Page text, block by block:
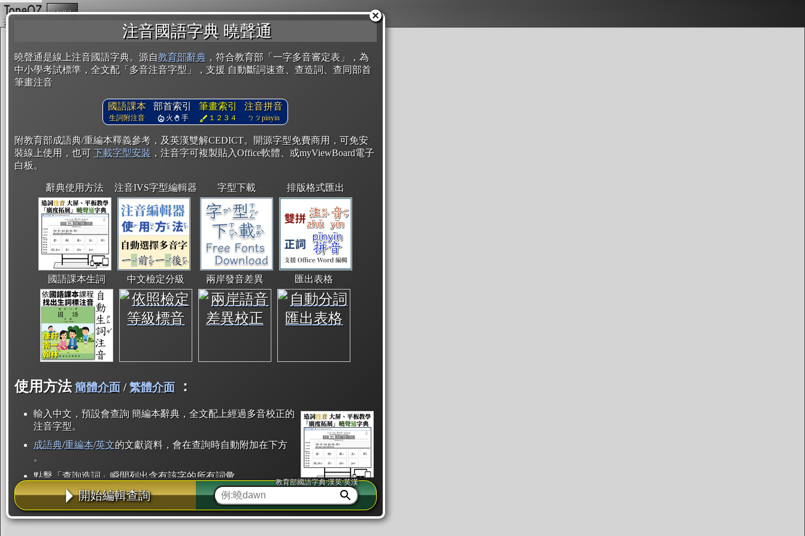
注音國語字典 曉聲通
曉聲通是線上注音國語字典。源自教育部辭典 ，符合教育部「一字多音審定表」，為
中小學考試標準，全文配「多音注音字型」，支援 自動斷詞速查、查造詞、查同部首
筆畫注音
國語課本
生詞附注音
部首索引
火 手
筆畫索引
１２３４
注音拼音
ㄅㄆpinyin
附教育部成語典/重編本釋義參考，及英漢雙解CEDICT。開源字型免費商用，可免安
裝線上使用，也可 下載字型安裝 ，注音字可複製貼入Office軟體、或myViewBoard電子
白板。
辭典使用方法 注音IVS字型編輯器 字型下載 排版格式匯出
國語課本生詞 中文檢定分級 兩岸發音差異 匯出表格
使用方法 簡體介面/繁體介面 ：
輸入中文，預設會查詢 簡編本辭典，全文配上經過多音校正的
注音字型。
成語典/重編本/英文的文獻資料，會在查詢時自動附加在下方
。
點擊「查詢造詞」瞬間列出含有該字的所有詞彙。
點「部首」瞬間列出所有「同部首字」。也支援查詢「同注音」或「同筆畫」。
辭典解釋的全文都經過自動斷詞，點擊便可瞬間「連續查詢」此字詞的解釋，不
用手動重複輸入。
開始編輯查詢
教育部國語字典·漢英·英漢
複製